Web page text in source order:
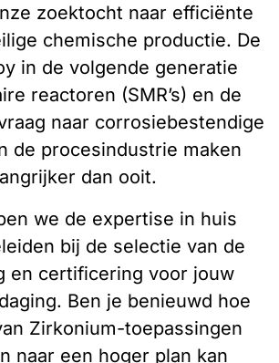
zoektocht naar efficiënte
chemische productie. De
in de volgende generatie
reactoren (SMR’s) en de
naar corrosiebestendige
de procesindustrie maken
dan ooit.
we de expertise in huis
bij de selectie van de
en certificering voor jouw
Ben je benieuwd hoe
Zirkonium-toepassingen
naar een hoger plan kan